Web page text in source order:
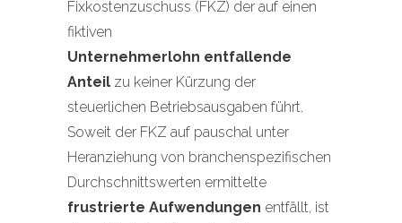
Fixkostenzuschuss (FKZ) der auf einen
fiktiven
Unternehmerlohn entfallende
Anteil zu keiner Kürzung der
steuerlichen Betriebsausgaben führt.
Soweit der FKZ auf pauschal unter
Heranziehung von branchenspezifischen
Durchschnittswerten ermittelte
frustrierte Aufwendungen entfällt, ist